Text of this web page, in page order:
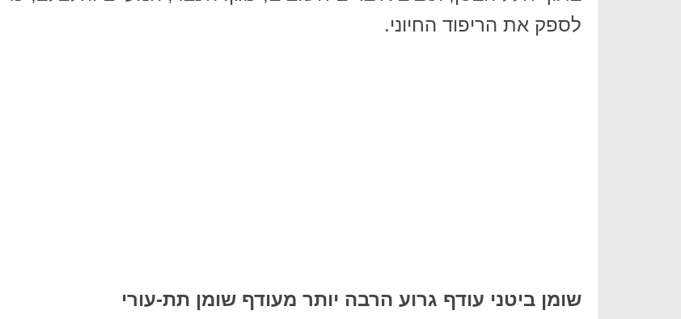
לספק את הריפוד החיוני.
שומן ביטני עודף גרוע הרבה יותר מעודף שומן תת-עורי